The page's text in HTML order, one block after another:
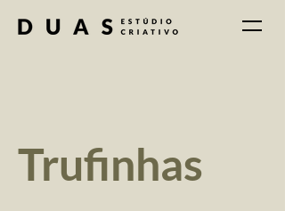
Trufinhas